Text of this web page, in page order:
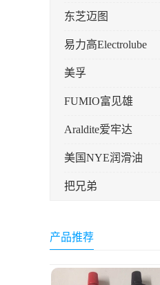
东芝迈图
易力高Electrolube
美孚
FUMIO富见雄
Araldite爱牢达
美国NYE润滑油
把兄弟
鼎恒达
日立化成
产品推荐